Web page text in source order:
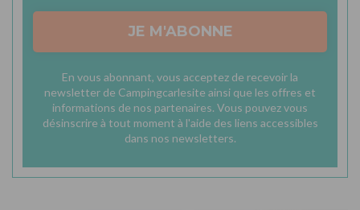
JE M'ABONNE
En vous abonnant, vous acceptez de recevoir la
newsletter de Campingcarlesite ainsi que les offres et
informations de nos partenaires. Vous pouvez vous
désinscrire à tout moment à l'aide des liens accessibles
dans nos newsletters.